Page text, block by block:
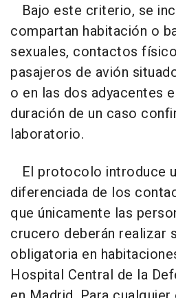
Bajo este criterio, se
compartan habitación o
sexuales, contactos
pasajeros de avión
o en las dos adyacentes
duración de un caso
laboratorio.
El protocolo introduce
diferenciada de los
que únicamente las
crucero deberán realizar
obligatoria en
Hospital Central de la